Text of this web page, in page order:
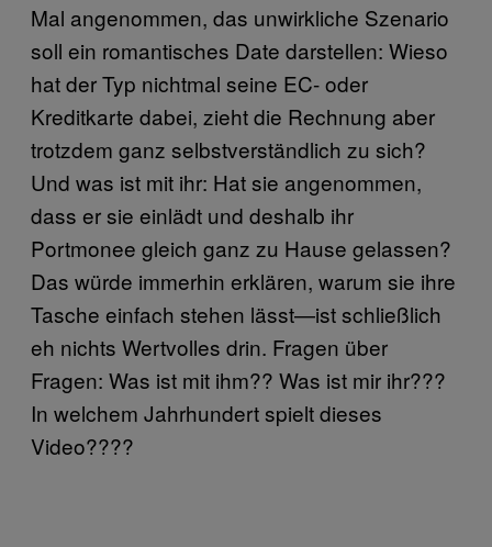
Mal angenommen, das unwirkliche Szenario
soll ein romantisches Date darstellen: Wieso
hat der Typ nichtmal seine EC- oder
Kreditkarte dabei, zieht die Rechnung aber
trotzdem ganz selbstverständlich zu sich?
Und was ist mit ihr: Hat sie angenommen,
dass er sie einlädt und deshalb ihr
Portmonee gleich ganz zu Hause gelassen?
Das würde immerhin erklären, warum sie ihre
Tasche einfach stehen lässt—ist schließlich
eh nichts Wertvolles drin. Fragen über
Fragen: Was ist mit ihm?? Was ist mir ihr???
In welchem Jahrhundert spielt dieses
Video????